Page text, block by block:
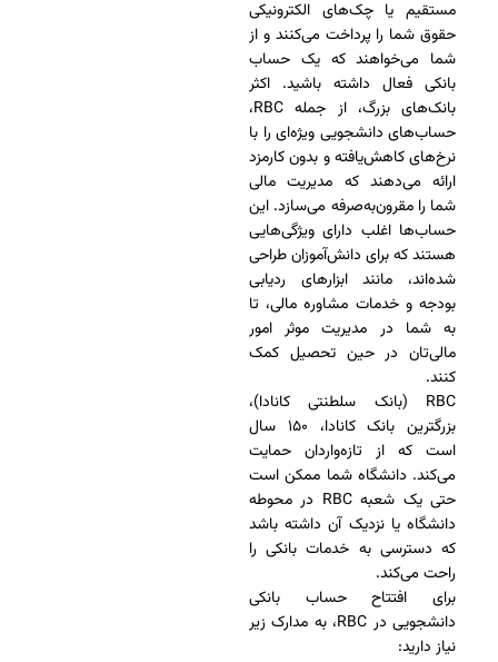
مستقیم یا چک‌های الکترونیکی
حقوق شما را پرداخت می‌کنند و از
شما می‌خواهند که یک حساب
بانکی فعال داشته باشید. اکثر
بانک‌های بزرگ، از جمله RBC،
حساب‌های دانشجویی ویژه‌ای را با
نرخ‌های کاهش‌یافته و بدون کارمزد
ارائه می‌دهند که مدیریت مالی
شما را مقرون‌به‌صرفه می‌سازد. این
حساب‌ها اغلب دارای ویژگی‌هایی
هستند که برای دانش‌آموزان طراحی
شده‌اند، مانند ابزارهای ردیابی
بودجه و خدمات مشاوره مالی، تا
به شما در مدیریت موثر امور
مالی‌تان در حین تحصیل کمک
کنند.
RBC (بانک سلطنتی کانادا)،
بزرگترین بانک کانادا، ۱۵۰ سال
است که از تازه‌واردان حمایت
می‌کند. دانشگاه شما ممکن است
حتی یک شعبه RBC در محوطه
دانشگاه یا نزدیک آن داشته باشد
که دسترسی به خدمات بانکی را
راحت می‌کند.
برای افتتاح حساب بانکی
دانشجویی در RBC، به مدارک زیر
نیاز دارید: